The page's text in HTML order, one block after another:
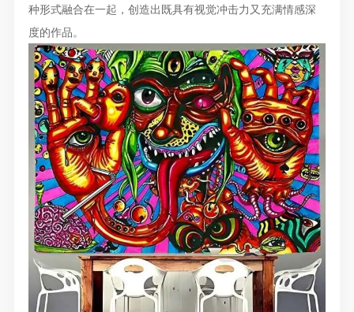
种形式融合在一起，创造出既具有视觉冲击力又充满情感深
度的作品。